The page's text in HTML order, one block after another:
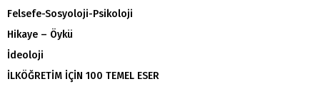
Felsefe-Sosyoloji-Psikoloji
Hikaye – Öykü
İdeoloji
İLKÖĞRETİM İÇİN 100 TEMEL ESER